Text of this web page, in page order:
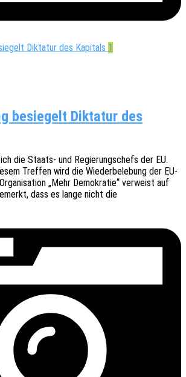
1
besiegelt Diktatur des
die Staats- und Regie­rungs­chefs der EU.
Tref­fen wird die Wieder­be­le­bung der EU-
„Mehr Demo­kra­tie“ verweist auf
dass es lange nicht die